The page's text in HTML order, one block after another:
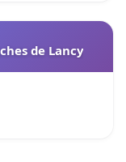
de Lancy